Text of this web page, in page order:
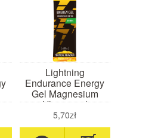
Lightning
Endurance Energy
Gel Magnesium
Ultra 60 ml
(tropikalny)
5,70zł